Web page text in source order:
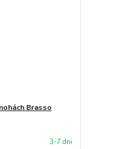
Brasso
3-7 dni